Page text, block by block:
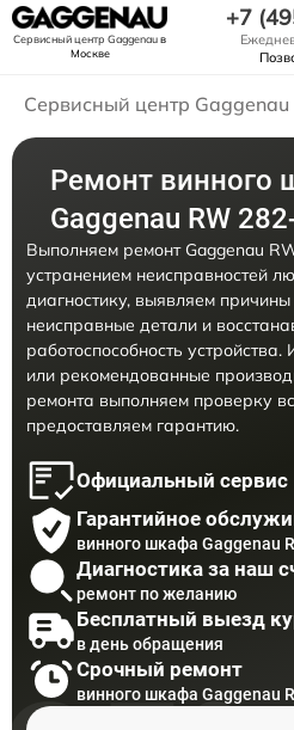
Сервисный центр Gaggenauв
Москве
+7
Сервисный центр Gaggenau
Ремонт винного
Gaggenau RW
Выполняем ремонт Gaggenau
устранением неисправностей
диагностику, выявляем
неисправные детали и
работоспособность
или рекомендованные
ремонта выполняем проверку
предоставляем гарантию.
Официальный сервис
Гарантийное
винного шкафа Gaggenau
Диагностика за наш
ремонт по желанию
Бесплатный выезд
в день обращения
Срочный ремонт
винного шкафа Gaggenau